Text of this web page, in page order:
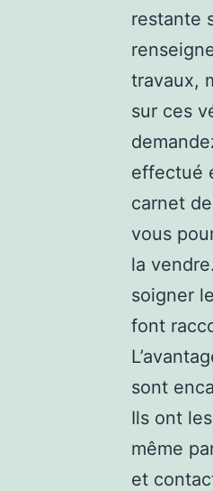
restante
travaux,
sur ces
effectué
carnet
vous
la
soigner
font
sont
Ils ont
même
et